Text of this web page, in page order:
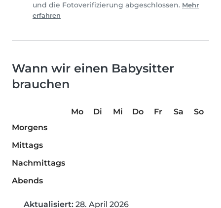
und die Fotoverifizierung abgeschlossen. Mehr
erfahren
Wann wir einen Babysitter
brauchen
Mo Di Mi Do Fr Sa
So
Morgens
Mittags
Nachmittags
Abends
Aktualisiert: 28. April 2026